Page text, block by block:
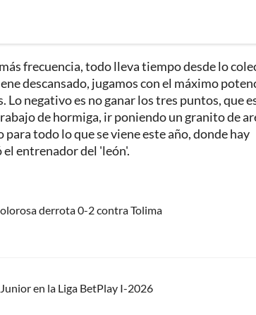
frecuencia, todo lleva tiempo desde lo
descansado, jugamos con el máximo
negativo es no ganar los tres puntos, que
de hormiga, ir poniendo un granito de
todo lo que se viene este año, donde hay
entrenador del 'león'.
derrota 0-2 contra Tolima
en la Liga BetPlay I-2026